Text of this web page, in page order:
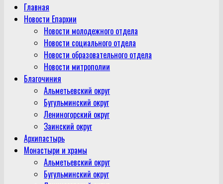
Главная
Новости Епархии
Новости молодежного отдела
Новости социального отдела
Новости образовательного отдела
Новости митрополии
Благочиния
Альметьевский округ
Бугульминский округ
Лениногорский округ
Заинский округ
Архипастырь
Монастыри и храмы
Альметьевский округ
Бугульминский округ